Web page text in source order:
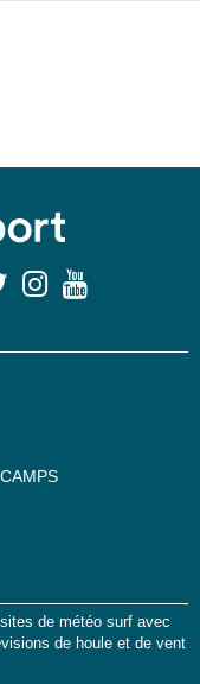
de météo surf avec
de houle et de vent